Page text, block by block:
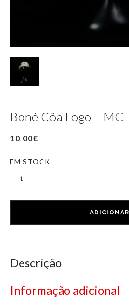
Boné Côa Logo – MC
10.00€
EM STOCK
ADICIONAR
Descrição
Informação adicional